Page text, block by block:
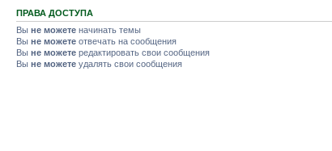
ПРАВА ДОСТУПА
Вы не можете начинать темы
Вы не можете отвечать на сообщения
Вы не можете редактировать свои сообщения
Вы не можете удалять свои сообщения